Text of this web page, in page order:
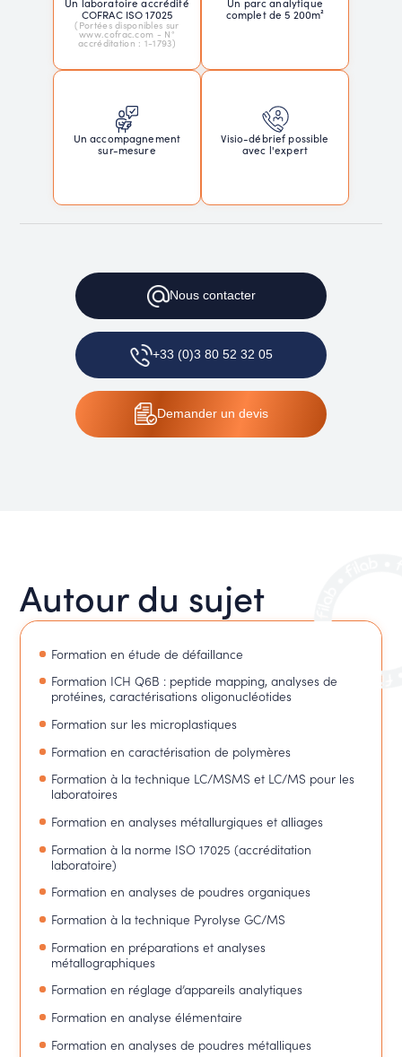
COFRAC ISO 17025
(Portées disponibles sur
www.cofrac.com - N°
accréditation : 1-1793)
complet de 5 200m²
Un accompagnement
sur-mesure
Visio-débrief possible
avec l'expert
Nouscontacter
+33 (0)3 80 52 32 05
Demanderun devis
Autour du sujet
Formation en étude de défaillance
Formation ICH Q6B : peptide mapping, analyses de
protéines, caractérisations oligonucléotides
Formation sur les microplastiques
Formation en caractérisation de polymères
Formation à la technique LC/MSMS et LC/MS pour les
laboratoires
Formation en analyses métallurgiques et alliages
Formation à la norme ISO 17025 (accréditation
laboratoire)
Formation en analyses de poudres organiques
Formation à la technique Pyrolyse GC/MS
Formation en préparations et analyses
métallographiques
Formation en réglage d’appareils analytiques
Formation en analyse élémentaire
Formation en analyses de poudres métalliques